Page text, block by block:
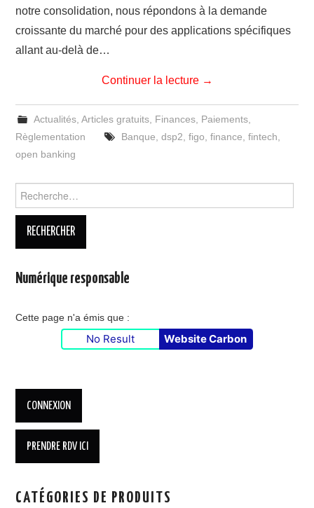
notre consolidation, nous répondons à la demande
croissante du marché pour des applications spécifiques
allant au-delà de…
Continuer la lecture →
Actualités, Articles gratuits, Finances, Paiements,
Règlementation
Banque dsp2 figo finance fintech
open banking
Numérique responsable
Cette page n'a émis que :
No Result Website Carbon
CATÉGORIES DE PRODUITS